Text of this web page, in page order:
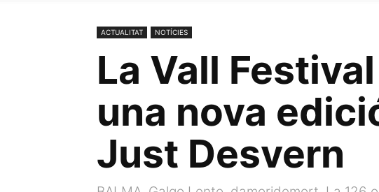
ACTUALITAT NOTÍCIES
La Vall
una nova
Just Desvern